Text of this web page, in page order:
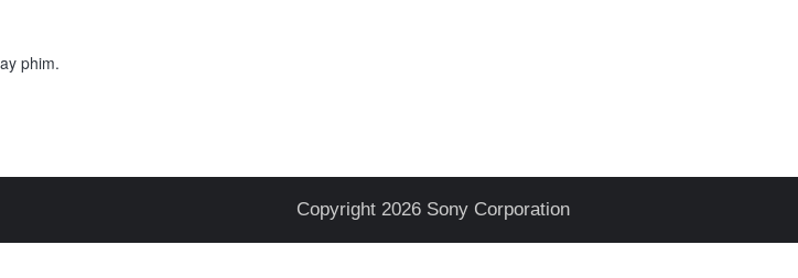
phim.
Copyright 2026 Sony Corporation